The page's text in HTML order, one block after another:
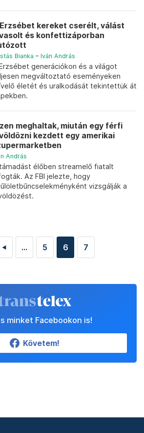
Erzsébet kereket cserélt, válást
és konfettizáporban
Bianka – Iván András
generációkon és a világot
megváltoztató eseményeken
életét és uralkodását tekintettük át
meghaltak, miután egy férfi
kezdett egy amerikai
András
élőben streamelő fiatalt
Az FBI jelezte, hogy
vizsgálják a
◄ ... 5 6 7
minket Facebookon is!
Követem!